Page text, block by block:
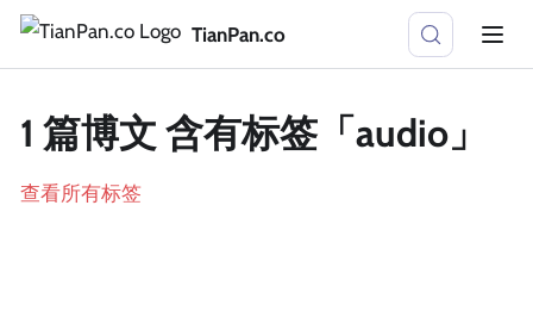
TianPan.co
1 篇博文 含有标签「audio」
查看所有标签